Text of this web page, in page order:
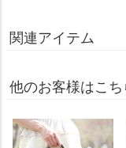
関連アイテム
他のお客様はこ